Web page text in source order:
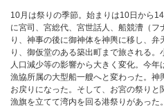
10月は祭りの季節。始まりは10日から
に宮司、宮総代、宮世話人、船競漕（フ
り、神事の後に御神体を神輿に移し、
り、御仮堂のある築出町まで旅される
人口減少等の影響から大きく変化。今年
漁協所属の大型船一艘へと変わった。
お戻りになった。そして、お宮の祭り
漁旗を立てて湾内を回る港祭りがあっ